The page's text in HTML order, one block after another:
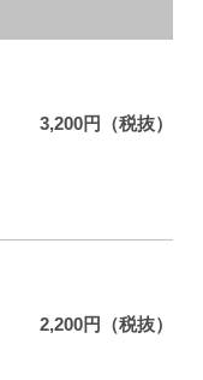
3,200円（税抜）
2,200円（税抜）